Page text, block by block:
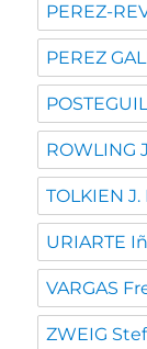
PEREZ-
PEREZ
ROWLING
TOLKIEN J.
URIARTE
VARGAS
ZWEIG